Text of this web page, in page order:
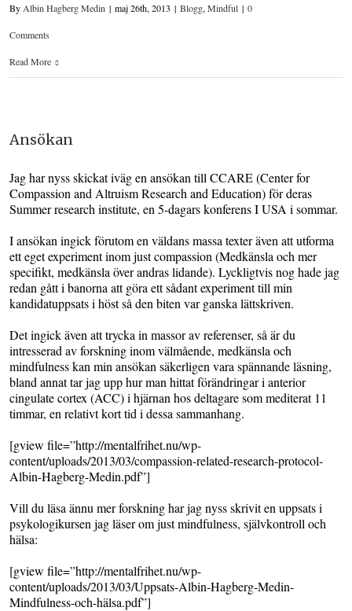
By Albin Hagberg Medin | maj 26th, 2013 | Blogg, Mindful | 0
Comments
Read More
Ansökan
Jag har nyss skickat iväg en ansökan till CCARE (Center for
Compassion and Altruism Research and Education) för deras
Summer research institute, en 5-dagars konferens I USA i sommar.
I ansökan ingick förutom en väldans massa texter även att utforma
ett eget experiment inom just compassion (Medkänsla och mer
specifikt, medkänsla över andras lidande). Lyckligtvis nog hade jag
redan gått i banorna att göra ett sådant experiment till min
kandidatuppsats i höst så den biten var ganska lättskriven.
Det ingick även att trycka in massor av referenser, så är du
intresserad av forskning inom välmående, medkänsla och
mindfulness kan min ansökan säkerligen vara spännande läsning,
bland annat tar jag upp hur man hittat förändringar i anterior
cingulate cortex (ACC) i hjärnan hos deltagare som mediterat 11
timmar, en relativt kort tid i dessa sammanhang.
[gview file=”http://mentalfrihet.nu/wp-
content/uploads/2013/03/compassion-related-research-protocol-
Albin-Hagberg-Medin.pdf”]
Vill du läsa ännu mer forskning har jag nyss skrivit en uppsats i
psykologikursen jag läser om just mindfulness, självkontroll och
hälsa:
[gview file=”http://mentalfrihet.nu/wp-
content/uploads/2013/03/Uppsats-Albin-Hagberg-Medin-
Mindfulness-och-hälsa.pdf”]